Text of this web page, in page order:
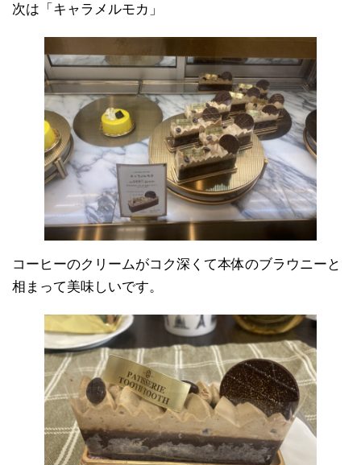
次は「キャラメルモカ」
コーヒーのクリームがコク深くて本体のブラウニーと
相まって美味しいです。